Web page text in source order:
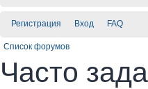
Регистрация Вход FAQ
Список форумов
Часто